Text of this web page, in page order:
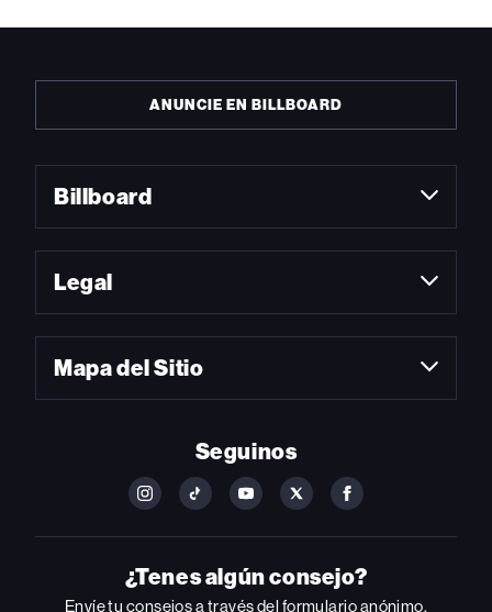
ANUNCIE EN BILLBOARD
Billboard
Legal
Mapa del Sitio
Seguinos
FOLLOW
ON
INSTAGRAM
FOLLOW
ON
YOUTUBE
FOLLOW
ON
YOUTUBE
FOLLOW
ON
FOLLOW
ON
FACEBOOK
¿Tenes algún consejo?
Envíe tu consejos a través del formulario anónimo.